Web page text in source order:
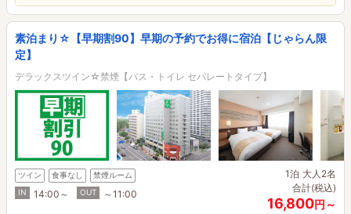
素泊まり☆【早期割90】早期の予約でお得に宿泊【じゃらん限
定】
デラックスツイン☆禁煙【バス・トイレ セパレートタイプ】
ツイン 食事なし
禁煙ルーム
IN
14:00～ OUT ～11:00
1泊 大人2名
合計(税込)
16,800円～